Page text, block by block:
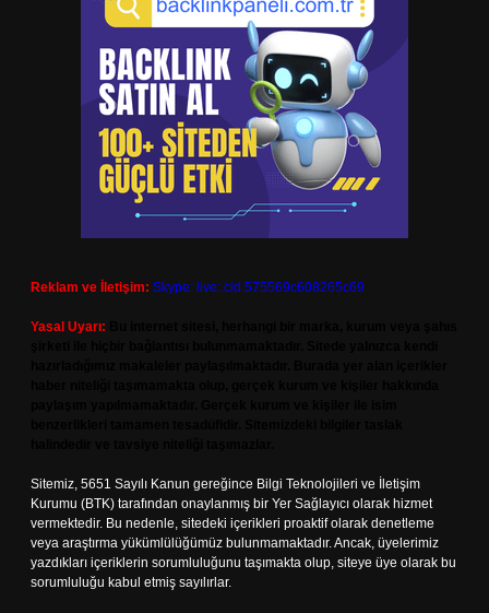
Reklam ve İletişim: Skype: live:.cid.575569c608265c69
Yasal Uyarı:
Sitemiz, 5651 Sayılı Kanun gereğince Bilgi Teknolojileri ve İletişim
Kurumu (BTK) tarafından onaylanmış bir Yer Sağlayıcı olarak hizmet
vermektedir. Bu nedenle, sitedeki içerikleri proaktif olarak denetleme
veya araştırma yükümlülüğümüz bulunmamaktadır. Ancak, üyelerimiz
yazdıkları içeriklerin sorumluluğunu taşımakta olup, siteye üye olarak bu
sorumluluğu kabul etmiş sayılırlar.